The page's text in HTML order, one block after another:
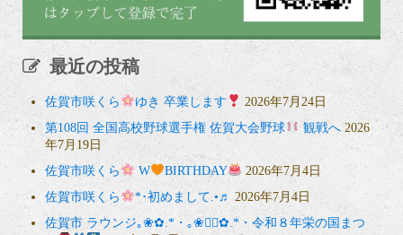
最近の投稿
佐賀市咲くら ゆき 卒業します
2026年7月24日
第108回 全国高校野球選手権 佐賀大会野球
観戦へ 2026
年7月19日
佐賀市咲くら
W BIRTHDAY
2026年7月4日
佐賀市咲くら
*･初めまして.•♬ 2026年7月4日
佐賀市 ラウンジ｡❀✿.*・｡❀❁⃘✿.*・令和８年栄の国まつ